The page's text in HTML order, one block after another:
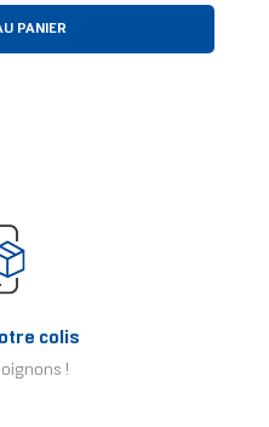
PANIER
colis
!